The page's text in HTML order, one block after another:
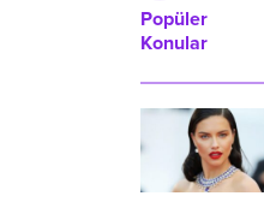
Popüler
Konular